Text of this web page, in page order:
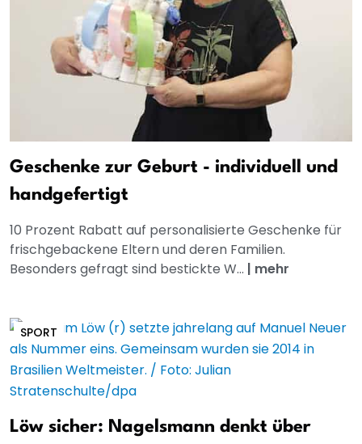
Geschenke zur Geburt - individuell und
handgefertigt
10 Prozent Rabatt auf personalisierte Geschenke für
frischgebackene Eltern und deren Familien.
Besonders gefragt sind bestickte W... | mehr
SPORT
Löw sicher: Nagelsmann denkt über